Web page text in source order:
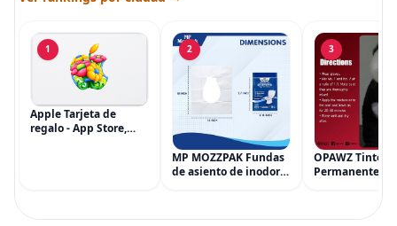
1
Apple Tarjeta de
regalo - App Store,
2
MP MOZZPAK Fundas
de asiento de inodoro
3
OPAWZ Tinte
Permanente
Tinte para